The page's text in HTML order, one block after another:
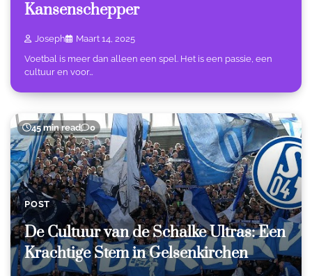
Kansenschepper
Joseph
Maart 14, 2025
Voetbal is meer dan alleen een spel. Het is een passie, een
cultuur en voor…
45 min read 0
POST
De Cultuur van de Schalke Ultras: Een
Krachtige Stem in Gelsenkirchen